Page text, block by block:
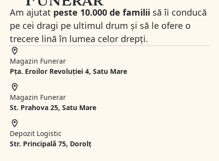
Am ajutat peste 10.000 de familii să îi conducă
pe cei dragi pe ultimul drum și să le ofere o
trecere lină în lumea celor drepți.
Magazin Funerar
Pța. Eroilor Revoluției 4, Satu Mare
Magazin Funerar
St. Prahova 25, Satu Mare
Depozit Logistic
Str. Principală 75, Dorolț